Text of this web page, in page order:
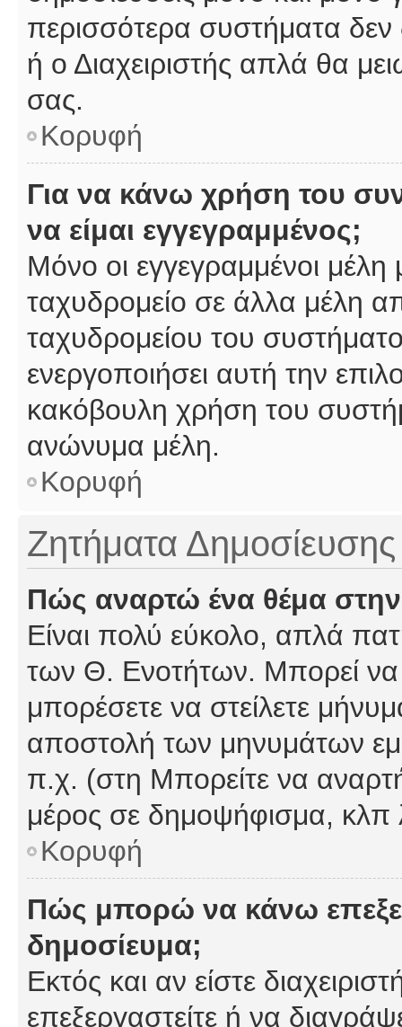
περισσότερα συστήματα δεν
ή ο Διαχειριστής απλά θα
σας.
Κορυφή
Για να κάνω χρήση του
να είμαι εγγεγραμμένος;
Μόνο οι εγγεγραμμένοι
ταχυδρομείο σε άλλα μέλη
ταχυδρομείου του
ενεργοποιήσει αυτή την
κακόβουλη χρήση του
ανώνυμα μέλη.
Κορυφή
Ζητήματα Δημοσίευσης
Πώς αναρτώ ένα θέμα
Είναι πολύ εύκολο, απλά
των Θ. Ενοτήτων. Μπορεί να
μπορέσετε να στείλετε
αποστολή των μηνυμάτων
π.χ. (στη Μπορείτε να
μέρος σε δημοψήφισμα, κλπ
Κορυφή
Πώς μπορώ να κάνω
δημοσίευμα;
Εκτός και αν είστε
επεξεργαστείτε ή να